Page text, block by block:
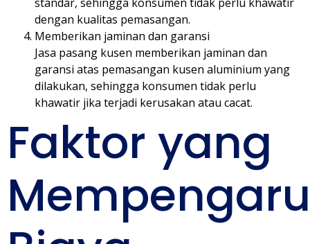
dengan kualitas pemasangan.
Memberikan jaminan dan garansi
Jasa pasang kusen memberikan jaminan dan
garansi atas pemasangan kusen aluminium yang
dilakukan, sehingga konsumen tidak perlu
khawatir jika terjadi kerusakan atau cacat.
Faktor yang